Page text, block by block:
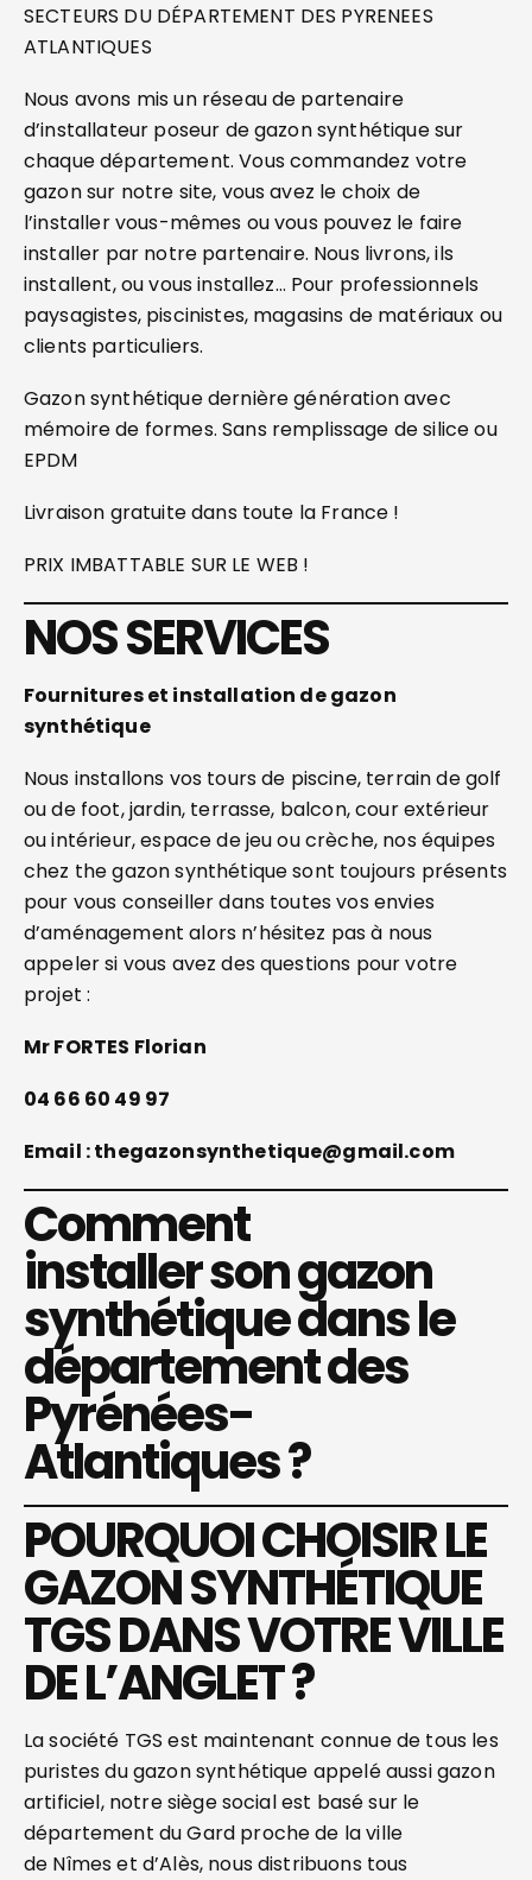
SECTEURS DU DÉPARTEMENT DES PYRENEES
ATLANTIQUES
Nous avons mis un réseau de partenaire
d’installateur poseur de gazon synthétique sur
chaque département. Vous commandez votre
gazon sur notre site, vous avez le choix de
l’installer vous-mêmes ou vous pouvez le faire
installer par notre partenaire. Nous livrons, ils
installent, ou vous installez… Pour professionnels
paysagistes, piscinistes, magasins de matériaux ou
clients particuliers.
Gazon synthétique dernière génération avec
mémoire de formes. Sans remplissage de silice ou
EPDM
Livraison gratuite dans toute la France !
PRIX IMBATTABLE SUR LE WEB !
NOS SERVICES
Fournitures et installation de gazon
synthétique
Nous installons vos tours de piscine, terrain de golf
ou de foot, jardin, terrasse, balcon, cour extérieur
ou intérieur, espace de jeu ou crèche, nos équipes
chez the gazon synthétique sont toujours présents
pour vous conseiller dans toutes vos envies
d’aménagement alors n’hésitez pas à nous
appeler si vous avez des questions pour votre
projet :
Mr FORTES Florian
04 66 60 49 97
Email : thegazonsynthetique@gmail.com
Comment
installer son gazon
synthétique dans le
département des
Pyrénées-
Atlantiques ?
POURQUOI CHOISIR LE
GAZON SYNTHÉTIQUE
TGS DANS VOTRE VILLE
DE L’ANGLET ?
La société TGS est maintenant connue de tous les
puristes du gazon synthétique appelé aussi gazon
artificiel, notre siège social est basé sur le
département du Gard proche de la ville
de Nîmes et d’Alès, nous distribuons tous